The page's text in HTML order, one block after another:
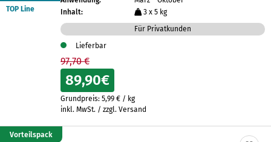
TOP Line
Inhalt:
3 x 5 kg
Für Privatkunden
Lieferbar
97,70 €
89,90€
Grundpreis: 5,99 € / kg
inkl. MwSt. / zzgl. Versand
Vorteilspack